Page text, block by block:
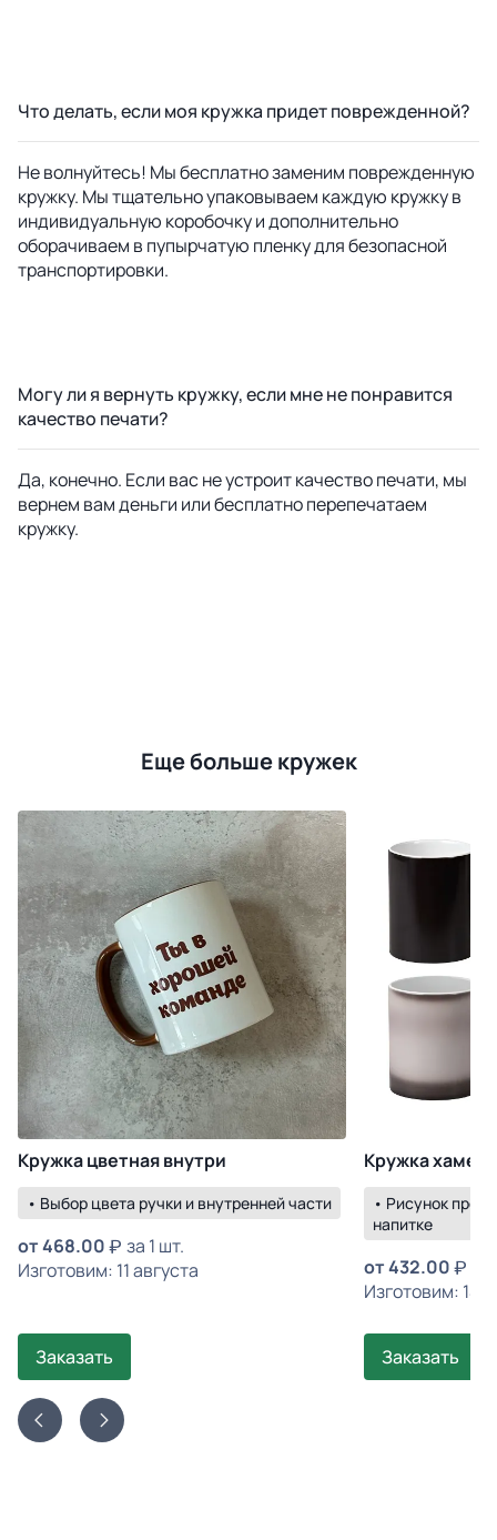
Что делать, если моя кружка придет поврежденной?
Не волнуйтесь! Мы бесплатно заменим поврежденную
кружку. Мы тщательно упаковываем каждую кружку в
индивидуальную коробочку и дополнительно
оборачиваем в пупырчатую пленку для безопасной
транспортировки.
Могу ли я вернуть кружку, если мне не понравится
качество печати?
Да, конечно. Если вас не устроит качество печати, мы
вернем вам деньги или бесплатно перепечатаем
кружку.
Еще больше кружек
Кружка цветная внутри
• Выбор цвета ручки и внутренней части
от468.00
за 1 шт.
Изготовим: 11 августа
Заказать
Кружка
• Рисунок
напитке
от432.00
Изготовим: 14
Заказать